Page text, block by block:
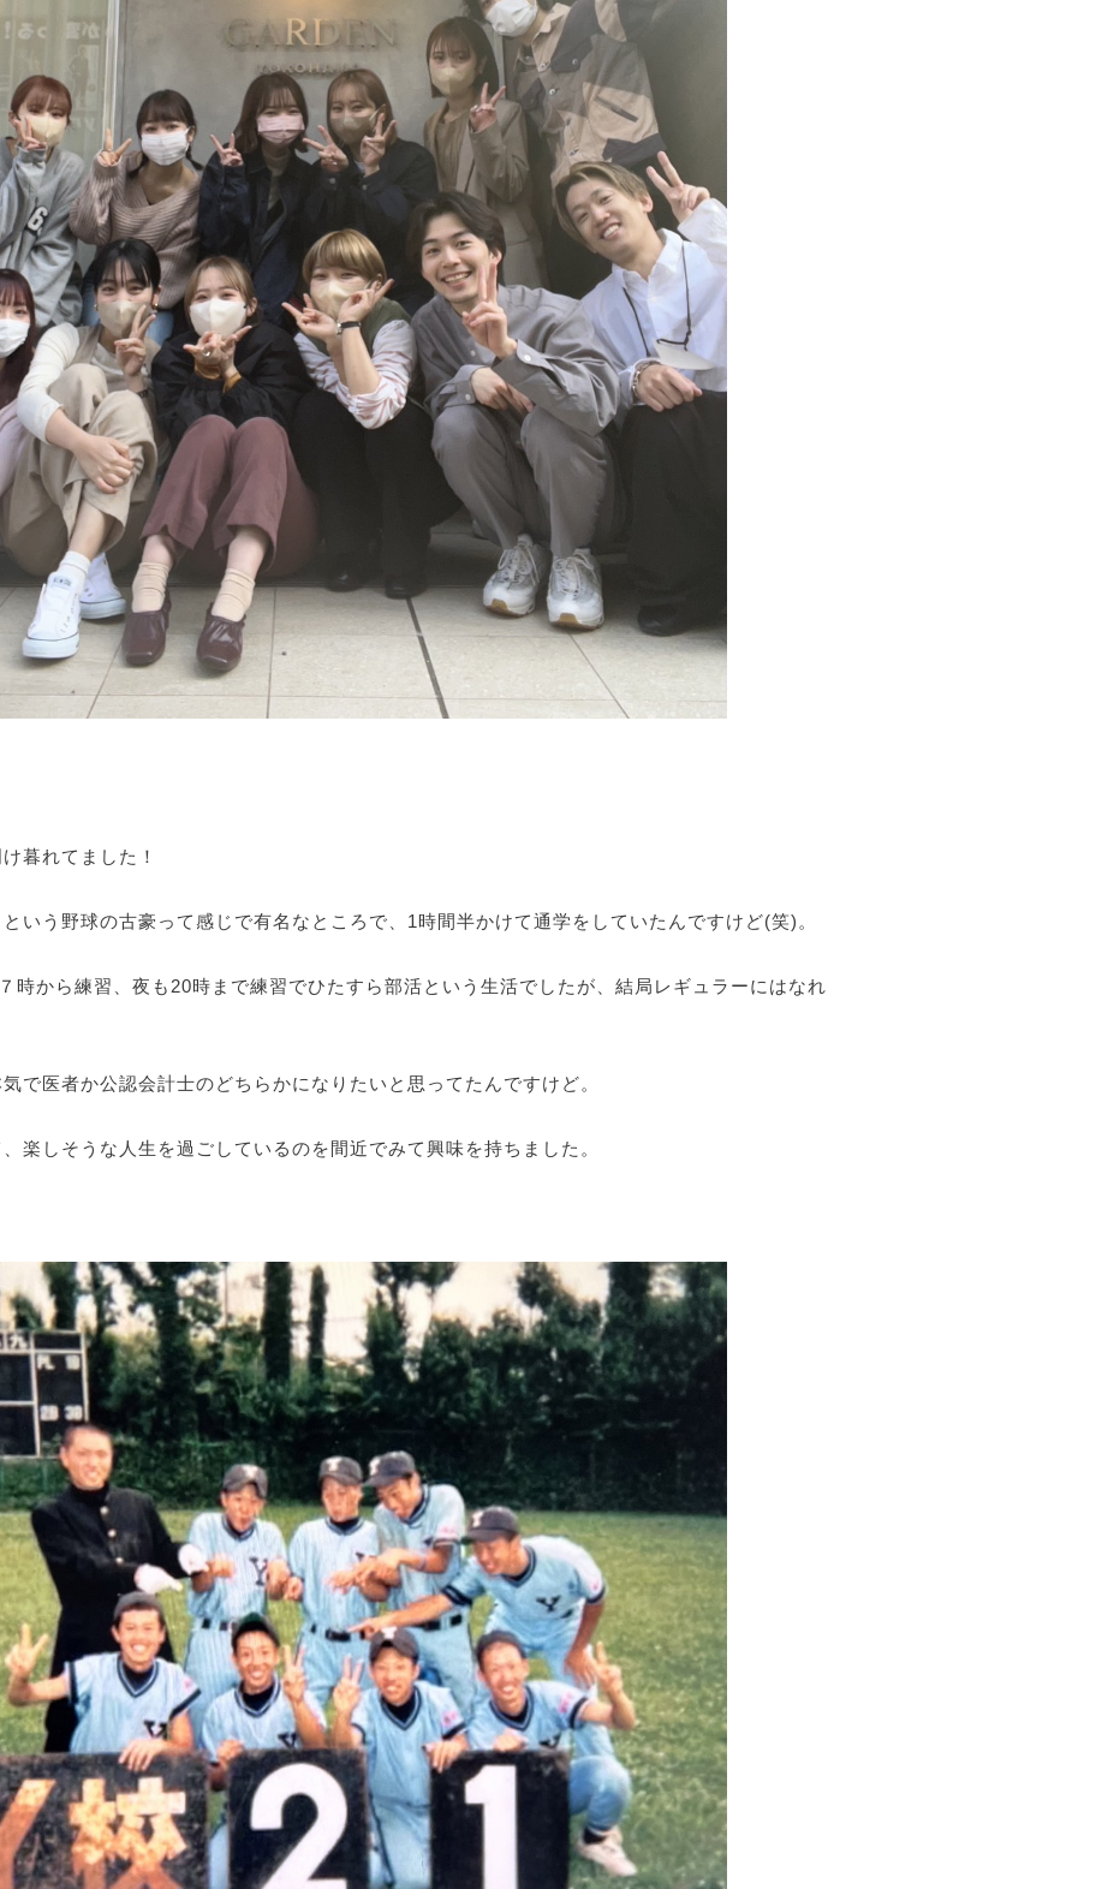
暮れてました！
いう野球の古豪って感じで有名なところで、1時間半かけて通学をしていたんですけど(笑)。
時から練習、夜も20時まで練習でひたすら部活という生活でしたが、結局レギュラーにはなれ
で医者か公認会計士のどちらかになりたいと思ってたんですけど。
楽しそうな人生を過ごしているのを間近でみて興味を持ちました。